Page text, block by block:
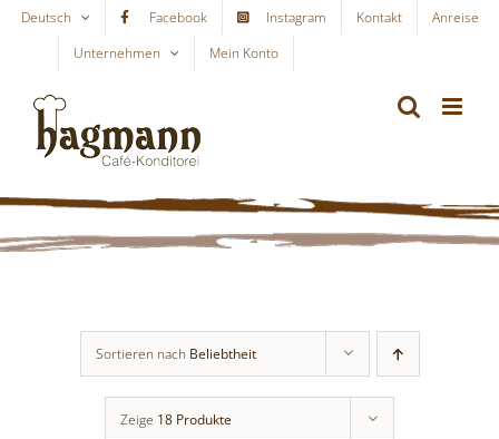
Skip
content
Deutsch Facebook Instagram Kontakt
Anreise
Unternehmen
Mein Konto
Sortieren nach Beliebtheit
Zeige 18 Produkte